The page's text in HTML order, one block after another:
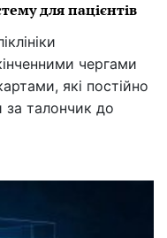
для пацієнтів
чергами
які постійно
талончик до